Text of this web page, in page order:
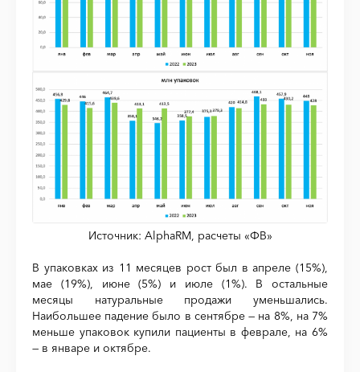
Источник: AlphaRM, расчеты «ФВ»
В упаковках из 11 месяцев рост был в апреле (15%),
мае (19%), июне (5%) и июле (1%). В остальные
месяцы натуральные продажи уменьшались.
Наибольшее падение было в сентябре — на 8%, на 7%
меньше упаковок купили пациенты в феврале, на 6%
— в январе и октябре.